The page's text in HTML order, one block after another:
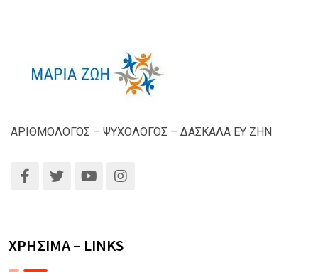
ΑΡΙΘΜΟΛΟΓΟΣ – ΨΥΧΟΛΟΓΟΣ – ΔΑΣΚΑΛΑ ΕΥ ΖΗΝ
ΧΡΗΣΙΜΑ – LINKS